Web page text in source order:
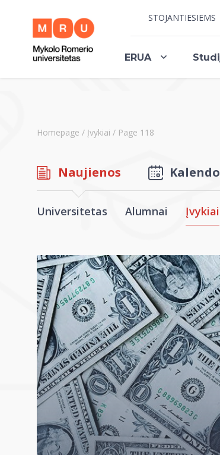
STOJANTIESIEMS
ERUA
Homepage / Įvykiai / Page 118
Naujienos
Universitetas Alumnai Įvykiai